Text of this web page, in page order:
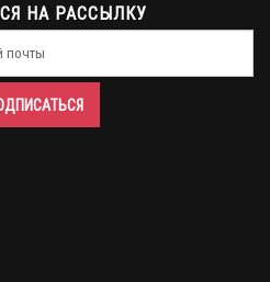
НА РАССЫЛКУ